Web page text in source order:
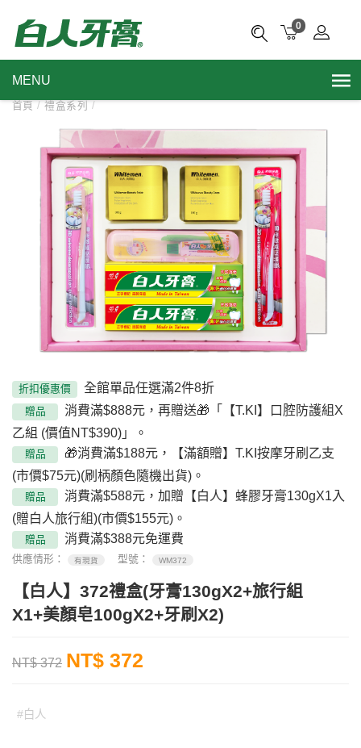
0
MENU
首頁/ 禮盒系列 /
折扣優惠價 全館單品任選滿2件8折
贈品
消費滿$888元，再贈送🎁「【T.KI】口腔防護組X
乙組 (價值NT$390)」。
贈品
🎁消費滿$188元，【滿額贈】T.KI按摩牙刷乙支
(市價$75元)(刷柄顏色隨機出貨)。
贈品
消費滿$588元，加贈【白人】蜂膠牙膏130gX1入
(贈白人旅行組)(市價$155元)。
贈品 消費滿$388元免運費
供應情形： 有現貨 型號： WM372
【白人】372禮盒(牙膏130gX2+旅行組
X1+美顏皂100gX2+牙刷X2)
NT$ 372 NT$ 372
#白人